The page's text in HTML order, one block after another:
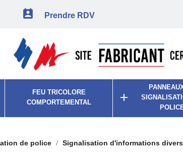
 Prendre RDV
FEU TRICOLORE
COMPORTEMENTAL

de police Signalisation d'informations